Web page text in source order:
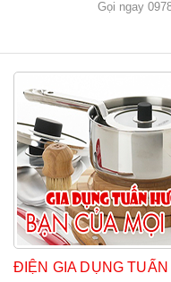
Gọi ngay
ĐIỆN GIA DỤNG